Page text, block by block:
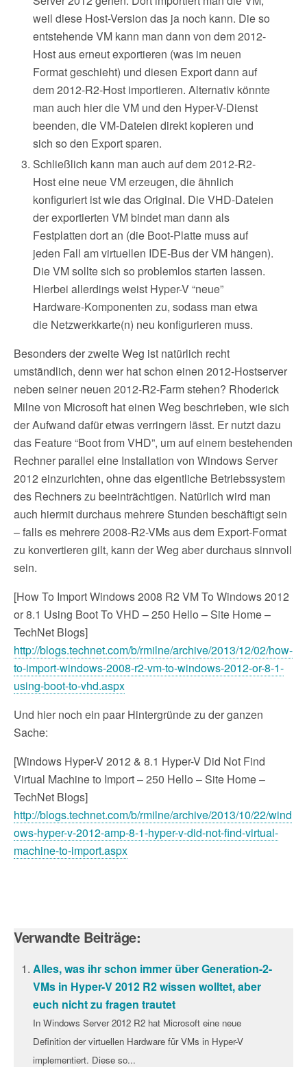
weil diese Host-Version das ja noch kann. Die so
entstehende VM kann man dann von dem 2012-
Host aus erneut exportieren (was im neuen
Format geschieht) und diesen Export dann auf
dem 2012-R2-Host importieren. Alternativ könnte
man auch hier die VM und den Hyper-V-Dienst
beenden, die VM-Dateien direkt kopieren und
sich so den Export sparen.
Schließlich kann man auch auf dem 2012-R2-
Host eine neue VM erzeugen, die ähnlich
konfiguriert ist wie das Original. Die VHD-Dateien
der exportierten VM bindet man dann als
Festplatten dort an (die Boot-Platte muss auf
jeden Fall am virtuellen IDE-Bus der VM hängen).
Die VM sollte sich so problemlos starten lassen.
Hierbei allerdings weist Hyper-V “neue”
Hardware-Komponenten zu, sodass man etwa
die Netzwerkkarte(n) neu konfigurieren muss.
Besonders der zweite Weg ist natürlich recht
umständlich, denn wer hat schon einen 2012-Hostserver
neben seiner neuen 2012-R2-Farm stehen? Rhoderick
Milne von Microsoft hat einen Weg beschrieben, wie sich
der Aufwand dafür etwas verringern lässt. Er nutzt dazu
das Feature “Boot from VHD”, um auf einem bestehenden
Rechner parallel eine Installation von Windows Server
2012 einzurichten, ohne das eigentliche Betriebssystem
des Rechners zu beeinträchtigen. Natürlich wird man
auch hiermit durchaus mehrere Stunden beschäftigt sein
– falls es mehrere 2008-R2-VMs aus dem Export-Format
zu konvertieren gilt, kann der Weg aber durchaus sinnvoll
sein.
[How To Import Windows 2008 R2 VM To Windows 2012
or 8.1 Using Boot To VHD – 250 Hello – Site Home –
TechNet Blogs]
http://blogs.technet.com/b/rmilne/archive/2013/12/02/how-
to-import-windows-2008-r2-vm-to-windows-2012-or-8-1-
using-boot-to-vhd.aspx
Und hier noch ein paar Hintergründe zu der ganzen
Sache:
[Windows Hyper-V 2012 & 8.1 Hyper-V Did Not Find
Virtual Machine to Import – 250 Hello – Site Home –
TechNet Blogs]
http://blogs.technet.com/b/rmilne/archive/2013/10/22/wind
ows-hyper-v-2012-amp-8-1-hyper-v-did-not-find-virtual-
machine-to-import.aspx
Verwandte Beiträge:
Alles, was ihr schon immer über Generation-2-
VMs in Hyper-V 2012 R2 wissen wolltet, aber
euch nicht zu fragen trautet
In Windows Server 2012 R2 hat Microsoft eine neue
Definition der virtuellen Hardware für VMs in Hyper-V
implementiert. Diese so...